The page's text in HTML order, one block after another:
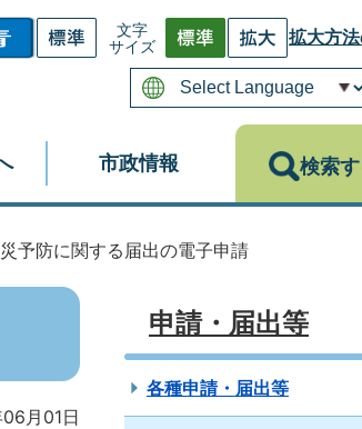
文字
サイズ
拡大方
市政情報 検索
予防に関する届出の電子申請
月01日
申請・届出等
各種申請・届出等